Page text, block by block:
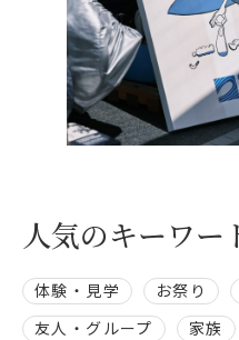
人気のキーワー
体験・見学 お祭り
友人・グループ
家族